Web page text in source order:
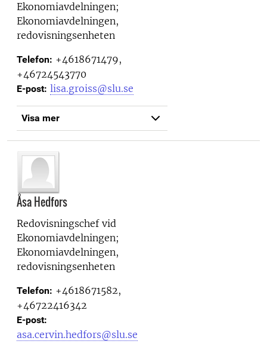
Ekonomiavdelningen;
Ekonomiavdelningen,
redovisningsenheten
Telefon: +4618671479,
+46724543770
E-post: lisa.groiss@slu.se
Visa mer
Åsa Hedfors
Redovisningschef vid
Ekonomiavdelningen;
Ekonomiavdelningen,
redovisningsenheten
Telefon: +4618671582,
+46722416342
E-post:
asa.cervin.hedfors@slu.se